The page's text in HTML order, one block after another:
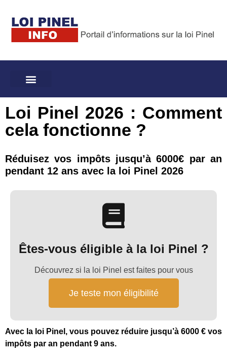
Loi Pinel 2026 : Comment
cela fonctionne ?
Réduisez vos impôts jusqu’à 6000€ par an
pendant 12 ans avec la loi Pinel 2026
Êtes-vous éligible à la loi Pinel ?
Découvrez si la loi Pinel est faites pour vous
Je teste mon éligibilité
Avec la loi Pinel, vous pouvez réduire jusqu’à 6000 € vos
impôts par an pendant 9 ans.